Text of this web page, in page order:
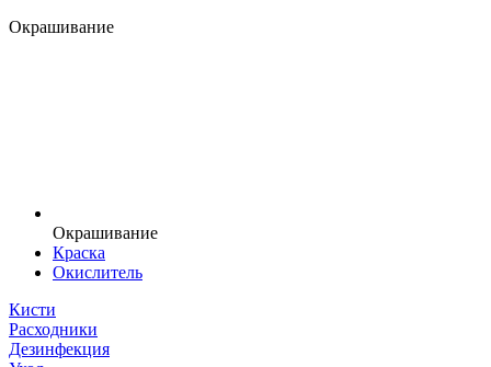
Окрашивание
Окрашивание
Краска
Окислитель
Кисти
Расходники
Дезинфекция